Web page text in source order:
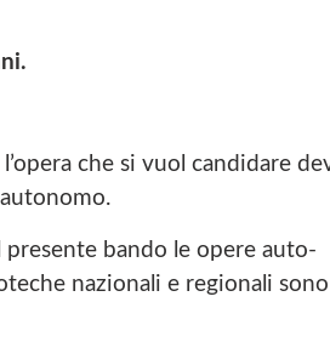
che si vuol candidare
bando le opere auto-
nazionali e regionali sono